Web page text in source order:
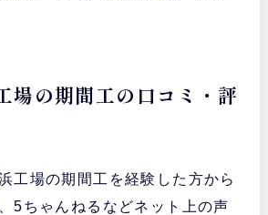
場の期間工の口コミ・評
工場の期間工を経験した方から
5ちゃんねるなどネット上の声